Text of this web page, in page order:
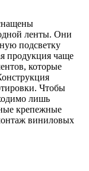
ленты. Они
подсветку
продукция чаще
которые
Чтобы
лишь
крепежные
виниловых